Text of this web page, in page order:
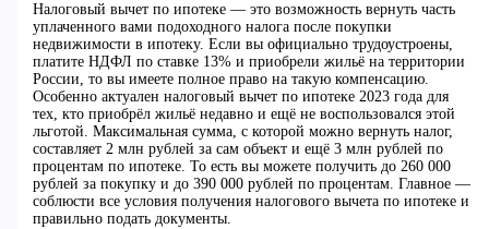
Налоговый вычет по ипотеке — это возможность вернуть часть
уплаченного вами подоходного налога после покупки
недвижимости в ипотеку. Если вы официально трудоустроены,
платите НДФЛ по ставке 13% и приобрели жильё на территории
России, то вы имеете полное право на такую компенсацию.
Особенно актуален налоговый вычет по ипотеке 2023 года для
тех, кто приобрёл жильё недавно и ещё не воспользовался этой
льготой. Максимальная сумма, с которой можно вернуть налог,
составляет 2 млн рублей за сам объект и ещё 3 млн рублей по
процентам по ипотеке. То есть вы можете получить до 260 000
рублей за покупку и до 390 000 рублей по процентам. Главное —
соблюсти все условия получения налогового вычета по ипотеке и
правильно подать документы.